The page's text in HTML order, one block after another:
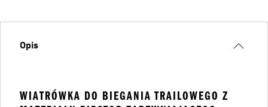
Opis
WIATRÓWKA DO BIEGANIA TRAILOWEGO Z